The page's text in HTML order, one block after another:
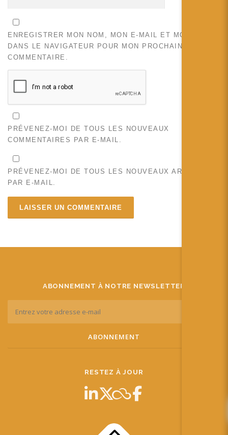
ENREGISTRER MON NOM, MON E-MAIL ET MON SITE
DANS LE NAVIGATEUR POUR MON PROCHAIN
COMMENTAIRE.
PRÉVENEZ-MOI DE TOUS LES NOUVEAUX
COMMENTAIRES PAR E-MAIL.
PRÉVENEZ-MOI DE TOUS LES NOUVEAUX ARTICLES
PAR E-MAIL.
ABONNEMENT À NOTRE NEWSLETTER
RESTEZ À JOUR